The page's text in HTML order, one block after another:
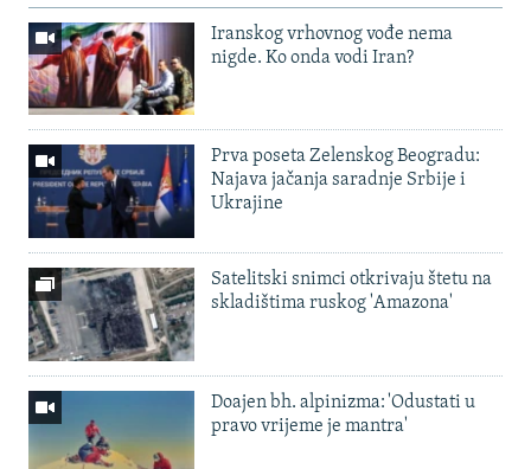
Iranskog vrhovnog vođe nema
nigde. Ko onda vodi Iran?
Prva poseta Zelenskog Beogradu:
Najava jačanja saradnje Srbije i
Ukrajine
Satelitski snimci otkrivaju štetu na
skladištima ruskog 'Amazona'
Doajen bh. alpinizma: 'Odustati u
pravo vrijeme je mantra'